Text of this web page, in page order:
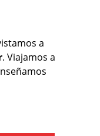
a
. Viajamos a